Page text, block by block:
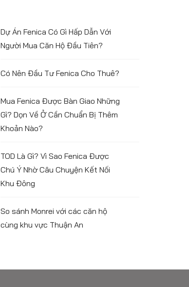
Dự Án Fenica Có Gì Hấp Dẫn Với
Người Mua Căn Hộ Đầu Tiên?
Có Nên Đầu Tư Fenica Cho Thuê?
Mua Fenica Được Bàn Giao Những
Gì? Dọn Về Ở Cần Chuẩn Bị Thêm
Khoản Nào?
TOD Là Gì? Vì Sao Fenica Được
Chú Ý Nhờ Câu Chuyện Kết Nối
Khu Đông
So sánh Monrei với các căn hộ
cùng khu vực Thuận An